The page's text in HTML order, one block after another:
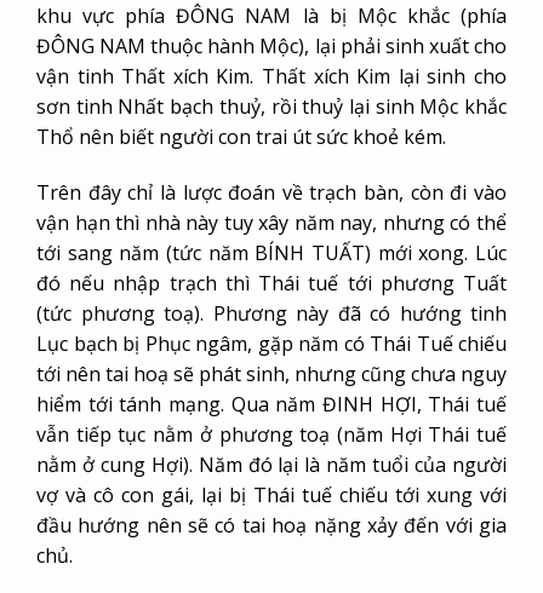
khu vực phía ĐÔNG NAM là bị Mộc khắc (phía
ĐÔNG NAM thuộc hành Mộc), lại phải sinh xuất cho
vận tinh Thất xích Kim. Thất xích Kim lại sinh cho
sơn tinh Nhất bạch thuỷ, rồi thuỷ lại sinh Mộc khắc
Thổ nên biết người con trai út sức khoẻ kém.
Trên đây chỉ là lược đoán về trạch bàn, còn đi vào
vận hạn thì nhà này tuy xây năm nay, nhưng có thể
tới sang năm (tức năm BÍNH TUẤT) mới xong. Lúc
đó nếu nhập trạch thì Thái tuế tới phương Tuất
(tức phương toạ). Phương này đã có hướng tinh
Lục bạch bị Phục ngâm, gặp năm có Thái Tuế chiếu
tới nên tai hoạ sẽ phát sinh, nhưng cũng chưa nguy
hiểm tới tánh mạng. Qua năm ĐINH HỢI, Thái tuế
vẫn tiếp tục nằm ở phương toạ (năm Hợi Thái tuế
nằm ở cung Hợi). Năm đó lại là năm tuổi của người
vợ và cô con gái, lại bị Thái tuế chiếu tới xung với
đầu hướng nên sẽ có tai hoạ nặng xảy đến với gia
chủ.